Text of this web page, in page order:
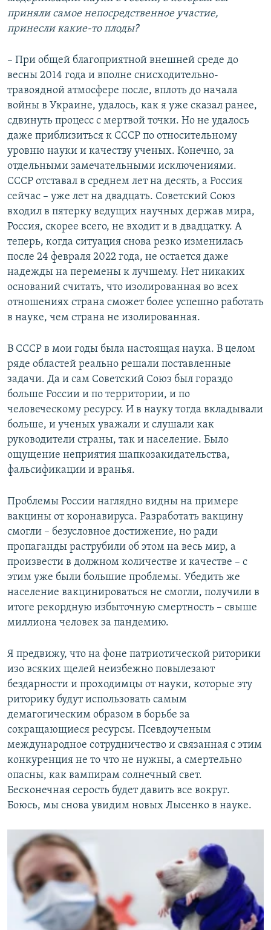
приняли самое непосредственное участие,
принесли какие-то плоды?
– При общей благоприятной внешней среде до
весны 2014 года и вполне снисходительно-
травоядной атмосфере после, вплоть до начала
войны в Украине, удалось, как я уже сказал ранее,
сдвинуть процесс с мертвой точки. Но не удалось
даже приблизиться к СССР по относительному
уровню науки и качеству ученых. Конечно, за
отдельными замечательными исключениями.
СССР отставал в среднем лет на десять, а Россия
сейчас – уже лет на двадцать. Советский Союз
входил в пятерку ведущих научных держав мира,
Россия, скорее всего, не входит и в двадцатку. А
теперь, когда ситуация снова резко изменилась
после 24 февраля 2022 года, не остается даже
надежды на перемены к лучшему. Нет никаких
оснований считать, что изолированная во всех
отношениях страна сможет более успешно работать
в науке, чем страна не изолированная.
В СССР в мои годы была настоящая наука. В целом
ряде областей реально решали поставленные
задачи. Да и сам Советский Союз был гораздо
больше России и по территории, и по
человеческому ресурсу. И в науку тогда вкладывали
больше, и ученых уважали и слушали как
руководители страны, так и население. Было
ощущение неприятия шапкозакидательства,
фальсификации и вранья.
Проблемы России наглядно видны на примере
вакцины от коронавируса. Разработать вакцину
смогли – безусловное достижение, но ради
пропаганды раструбили об этом на весь мир, а
произвести в должном количестве и качестве – с
этим уже были большие проблемы. Убедить же
население вакцинироваться не смогли, получили в
итоге рекордную избыточную смертность – свыше
миллиона человек за пандемию.
Я предвижу, что на фоне патриотической риторики
изо всяких щелей неизбежно повылезают
бездарности и проходимцы от науки, которые эту
риторику будут использовать самым
демагогическим образом в борьбе за
сокращающиеся ресурсы. Псевдоученым
международное сотрудничество и связанная с этим
конкуренция не то что не нужны, а смертельно
опасны, как вампирам солнечный свет.
Бесконечная серость будет давить все вокруг.
Боюсь, мы снова увидим новых Лысенко в науке.